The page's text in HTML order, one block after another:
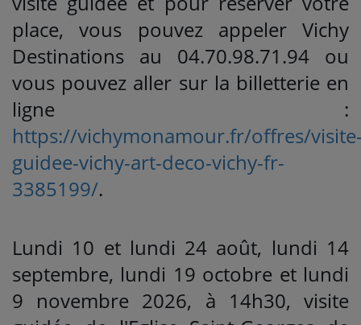
place, vous pouvez appeler Vichy
Destinations au 04.70.98.71.94 ou
vous pouvez aller sur la billetterie en
ligne :
https://vichymonamour.fr/offres/
guidee-vichy-art-deco-vichy-fr-
3385199/.
Lundi 10 et lundi 24 août, lundi 14
septembre, lundi 19 octobre et lundi
9 novembre 2026, à 14h30, visite